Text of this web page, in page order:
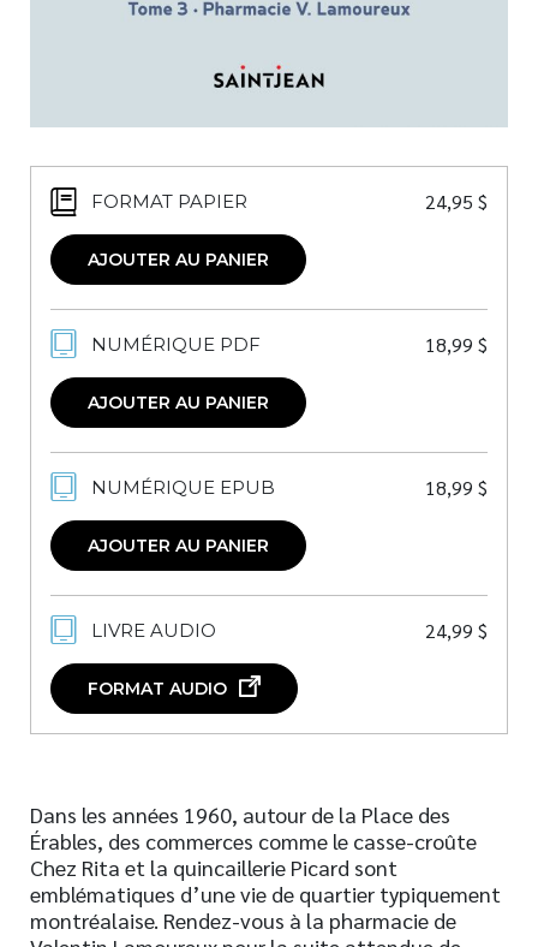
FORMAT PAPIER 24,95 $
AJOUTER AU PANIER
NUMÉRIQUE PDF 18,99 $
AJOUTER AU PANIER
NUMÉRIQUE EPUB 18,99 $
AJOUTER AU PANIER
LIVRE AUDIO 24,99 $
FORMAT AUDIO
Dans les années 1960, autour de la Place des
Érables, des commerces comme le casse-croûte
Chez Rita et la quincaillerie Picard sont
emblématiques d’une vie de quartier typiquement
montréalaise. Rendez-vous à la pharmacie de